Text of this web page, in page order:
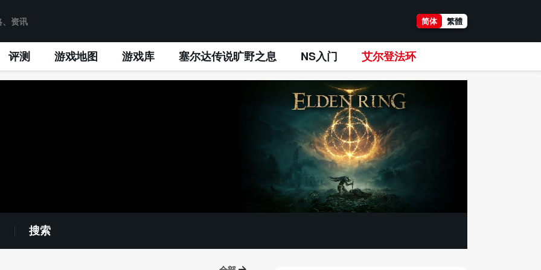
简体 繁體
评测 游戏地图 游戏库 塞尔达传说旷野之息 NS入门 艾尔登法环
搜索